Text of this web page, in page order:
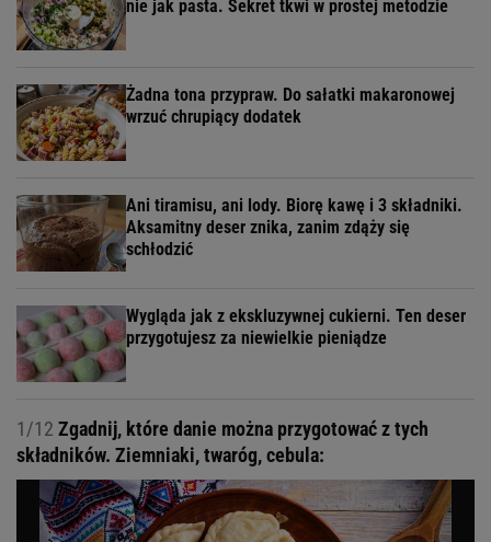
nie jak pasta. Sekret tkwi w prostej metodzie
Żadna tona przypraw. Do sałatki makaronowej
wrzuć chrupiący dodatek
Ani tiramisu, ani lody. Biorę kawę i 3 składniki.
Aksamitny deser znika, zanim zdąży się
schłodzić
Wygląda jak z ekskluzywnej cukierni. Ten deser
przygotujesz za niewielkie pieniądze
1/12 Zgadnij, które danie można przygotować z tych
składników. Ziemniaki, twaróg, cebula: